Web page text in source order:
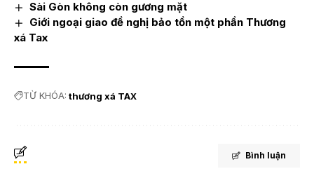
Sài Gòn không còn gương mặt
Giới ngoại giao đề nghị bảo tồn một phần Thương
xá Tax
TỪ KHÓA: thương xá TAX
Bình luận